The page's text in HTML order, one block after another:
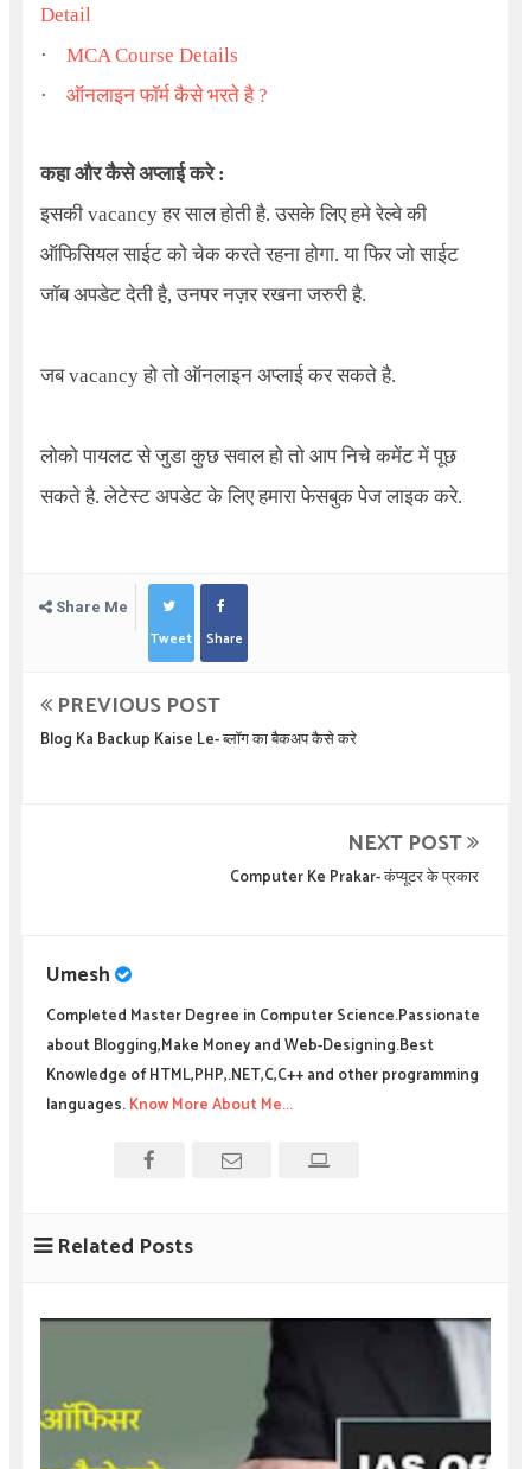
Detail
·
MCA Course Details
·
ऑनलाइन फॉर्म कैसे भरते है ?
कहा और कैसे अप्लाई करे :
इसकी vacancy हर साल होती है. उसके लिए हमे रेल्वे की
ऑफिसियल साईट को चेक करते रहना होगा. या फिर जो साईट
जॉब अपडेट देती है, उनपर नज़र रखना जरुरी है.
जब vacancy हो तो ऑनलाइन अप्लाई कर सकते है.
लोको पायलट से जुडा कुछ सवाल हो तो आप निचे कमेंट में पूछ
सकते है. लेटेस्ट अपडेट के लिए हमारा फेसबुक पेज लाइक करे.
Share Me
Tweet Share
PREVIOUS POST
Blog Ka Backup Kaise Le- ब्लॉग का बैकअप कैसे करे
NEXT POST
Computer Ke Prakar- कंप्यूटर के प्रकार
Umesh
Completed Master Degree in Computer Science.Passionate
about Blogging,Make Money and Web-Designing.Best
Knowledge of HTML,PHP,.NET,C,C++ and other programming
languages.Know More About Me...
Related Posts